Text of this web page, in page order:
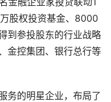
股权投资基金、8000
到参投股东的行业战略
金控集团、银行总行等
的明星企业，布局了